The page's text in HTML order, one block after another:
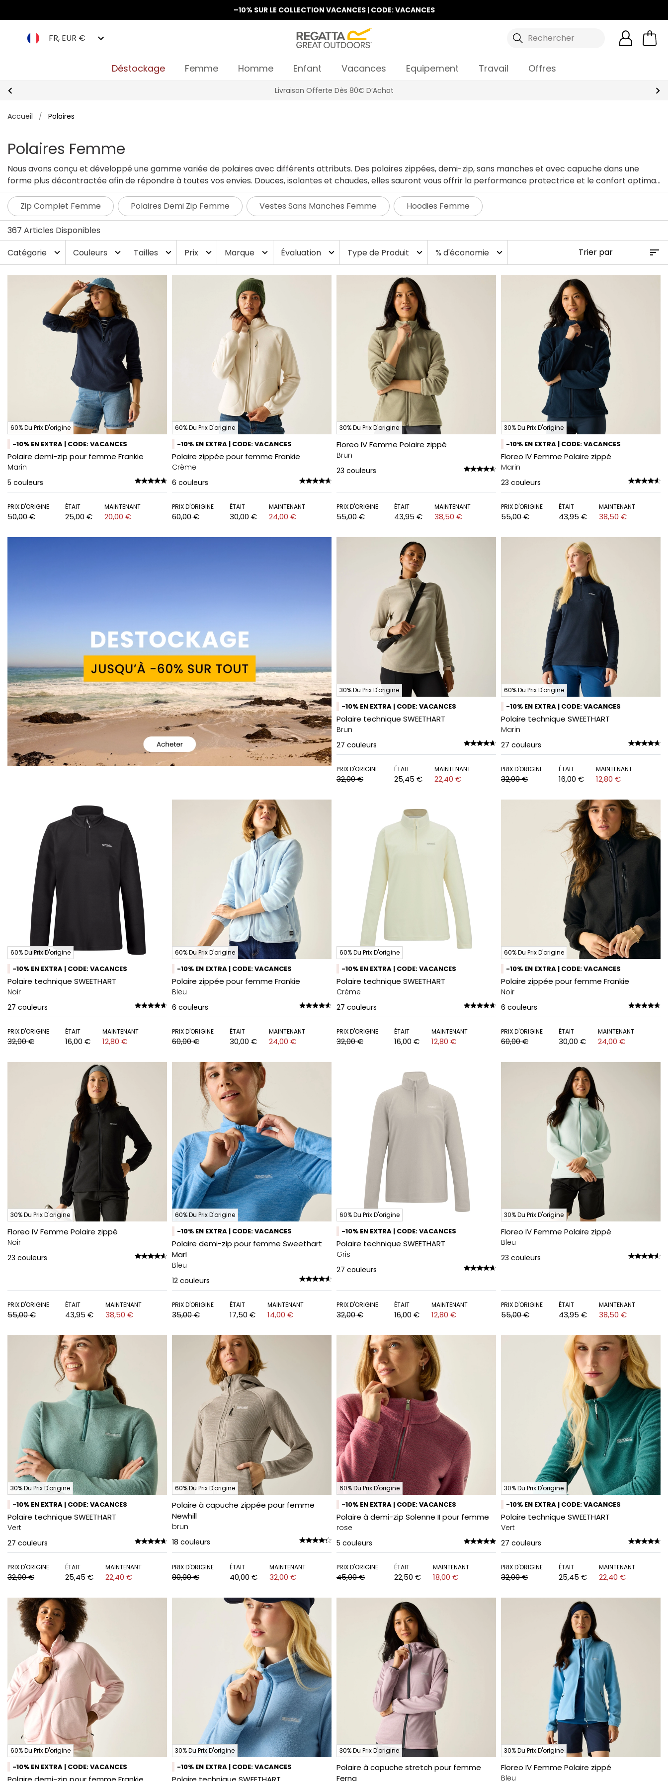
–10% SUR LE COLLECTION VACANCES | CODE: VACANCES
FR, EUR € Rechercher
Déstockage Femme Homme Enfant Vacances Equipement Travail Offres
La Nouvelle Collection Est Disponible
Accueil / Polaires
Polaires Femme
Nous avons conçu et développé une gamme variée de polaires avec différents attributs. Des polaires zippées, demi-zip, sans manches et avec capuche dans une
forme plus décontractée afin de répondre à toutes vos envies. Douces, isolantes et chaudes, elles sauront vous offrir la performance protectrice et le confort optimal
que vous attendez.
Zip Complet Femme
Polaires Demi Zip Femme Vestes Sans Manches Femme Hoodies Femme
367 Articles Disponibles
Catégorie
expand_more Couleurs expand_more Tailles expand_more Prix expand_more Marque expand_more Évaluation expand_more Type de Produit expand_more % d'économie expand_more
60% Du Prix D'origine
-10% EN EXTRA | CODE: VACANCES
Polaire demi-zip pour femme Frankie
Marin
5 couleurs
PRIX D'ORIGINE
50,00 €
ÉTAIT
25,00 €
MAINTENANT
20,00 €
60% Du Prix D'origine
-10% EN EXTRA | CODE: VACANCES
Polaire zippée pour femme Frankie
Crème
6 couleurs
PRIX D'ORIGINE
60,00 €
ÉTAIT
30,00 €
MAINTENANT
24,00 €
30% Du Prix D'origine
Floreo IV Femme Polaire zippé
Brun
23 couleurs
PRIX D'ORIGINE
55,00 €
ÉTAIT
43,95 €
MAINTENANT
38,50 €
30% Du Prix D'origine
-10% EN EXTRA | CODE: VACANCES
Floreo IV Femme Polaire zippé
Marin
23 couleurs
PRIX D'ORIGINE
55,00 €
ÉTAIT
43,95 €
MAINTENANT
38,50 €
30% Du Prix D'origine
-10% EN EXTRA | CODE: VACANCES
Polaire technique SWEETHART
Brun
27 couleurs
PRIX D'ORIGINE
32,00 €
ÉTAIT
25,45 €
MAINTENANT
22,40 €
60% Du Prix D'origine
-10% EN EXTRA | CODE: VACANCES
Polaire technique SWEETHART
Marin
27 couleurs
PRIX D'ORIGINE
32,00 €
ÉTAIT
16,00 €
MAINTENANT
12,80 €
60% Du Prix D'origine
-10% EN EXTRA | CODE: VACANCES
Polaire technique SWEETHART
Noir
27 couleurs
PRIX D'ORIGINE
32,00 €
ÉTAIT
16,00 €
MAINTENANT
12,80 €
60% Du Prix D'origine
-10% EN EXTRA | CODE: VACANCES
Polaire zippée pour femme Frankie
Bleu
6 couleurs
PRIX D'ORIGINE
60,00 €
ÉTAIT
30,00 €
MAINTENANT
24,00 €
60% Du Prix D'origine
-10% EN EXTRA | CODE: VACANCES
Polaire technique SWEETHART
Crème
27 couleurs
PRIX D'ORIGINE
32,00 €
ÉTAIT
16,00 €
MAINTENANT
12,80 €
60% Du Prix D'origine
-10% EN EXTRA | CODE: VACANCES
Polaire zippée pour femme Frankie
Noir
6 couleurs
PRIX D'ORIGINE
60,00 €
ÉTAIT
30,00 €
MAINTENANT
24,00 €
30% Du Prix D'origine
Floreo IV Femme Polaire zippé
Noir
23 couleurs
PRIX D'ORIGINE
55,00 €
ÉTAIT
43,95 €
MAINTENANT
38,50 €
60% Du Prix D'origine
-10% EN EXTRA | CODE: VACANCES
Polaire demi-zip pour femme Sweethart
Marl
Bleu
12 couleurs
PRIX D'ORIGINE
35,00 €
ÉTAIT
17,50 €
MAINTENANT
14,00 €
60% Du Prix D'origine
-10% EN EXTRA | CODE: VACANCES
Polaire technique SWEETHART
Gris
27 couleurs
PRIX D'ORIGINE
32,00 €
ÉTAIT
16,00 €
MAINTENANT
12,80 €
30% Du Prix D'origine
Floreo IV Femme Polaire zippé
Bleu
23 couleurs
PRIX D'ORIGINE
55,00 €
ÉTAIT
43,95 €
MAINTENANT
38,50 €
30% Du Prix D'origine
-10% EN EXTRA | CODE: VACANCES
Polaire technique SWEETHART
Vert
27 couleurs
PRIX D'ORIGINE
32,00 €
ÉTAIT
25,45 €
MAINTENANT
22,40 €
60% Du Prix D'origine
Polaire à capuche zippée pour femme
Newhill
brun
18 couleurs
PRIX D'ORIGINE
80,00 €
ÉTAIT
40,00 €
MAINTENANT
32,00 €
60% Du Prix D'origine
-10% EN EXTRA | CODE: VACANCES
Polaire à demi-zip Solenne II pour femme
rose
5 couleurs
PRIX D'ORIGINE
45,00 €
ÉTAIT
22,50 €
MAINTENANT
18,00 €
30% Du Prix D'origine
-10% EN EXTRA | CODE: VACANCES
Polaire technique SWEETHART
Vert
27 couleurs
PRIX D'ORIGINE
32,00 €
ÉTAIT
25,45 €
MAINTENANT
22,40 €
60% Du Prix D'origine
-10% EN EXTRA | CODE: VACANCES
30% Du Prix D'origine
-10% EN EXTRA | CODE: VACANCES
30% Du Prix D'origine
Polaire à capuche stretch pour femme
Ferna
30% Du Prix D'origine
Floreo IV Femme Polaire zippé
Bleu